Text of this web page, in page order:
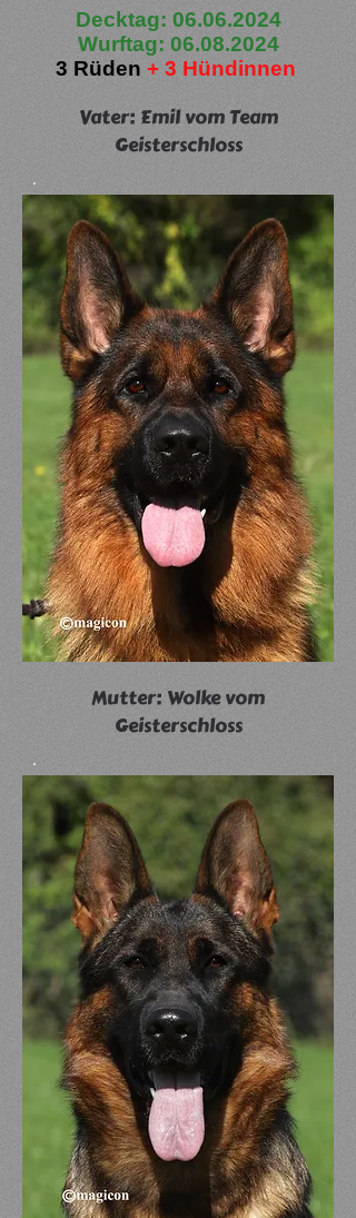
Decktag: 06.06.2024
Wurftag: 06.08.2024
3 Rüden + 3 Hündinnen
Vater: Emil vom Team
Geisterschloss
Mutter: Wolke vom
Geisterschloss